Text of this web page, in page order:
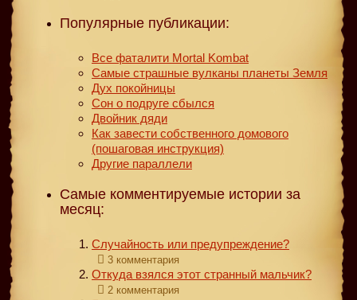
Популярные публикации:
Все фаталити Mortal Kombat
Самые страшные вулканы планеты Земля
Дух покойницы
Сон о подруге сбылся
Двойник дяди
Как завести собственного домового
(пошаговая инструкция)
Другие параллели
Самые комментируемые истории за
месяц:
Случайность или предупреждение?
3 комментария
Откуда взялся этот странный мальчик?
2 комментария